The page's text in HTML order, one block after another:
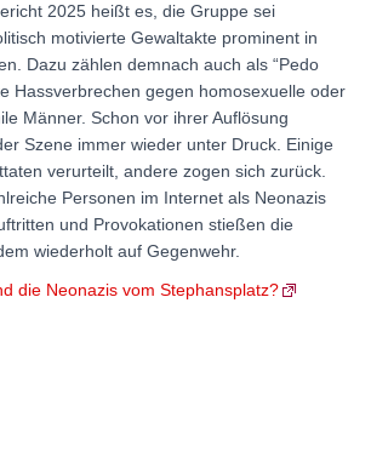
2025 heißt es, die Gruppe sei
motivierte Gewaltakte prominent in
Dazu zählen demnach auch als “Pedo
Hassverbrechen gegen homosexuelle oder
Männer. Schon vor ihrer Auflösung
Szene immer wieder unter Druck. Einige
verurteilt, andere zogen sich zurück.
Personen im Internet als Neonazis
und Provokationen stießen die
wiederholt auf Gegenwehr.
die Neonazis vom Stephansplatz?